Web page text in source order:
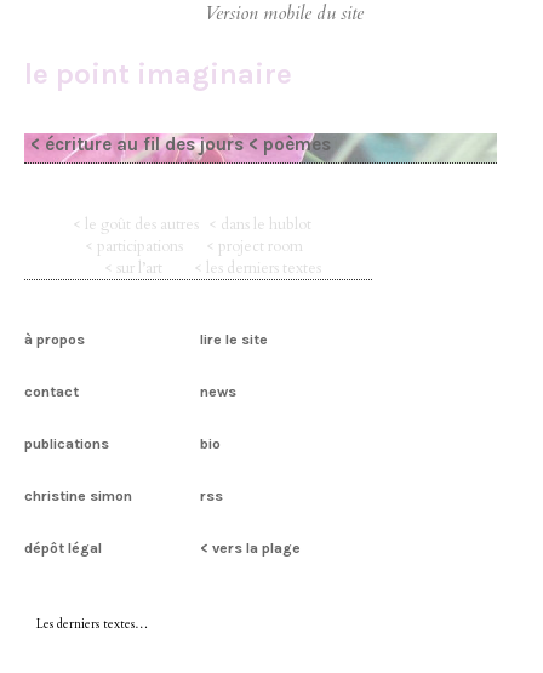
le point imaginaire
< écriture au fil des jours < poèmes
< le goût des autres < dans le hublot
< participations
< project room
< sur l’art
< les derniers textes
à propos lire le site
contact news
publications bio
christine simon rss
dépôt légal < vers la plage
Les derniers textes…